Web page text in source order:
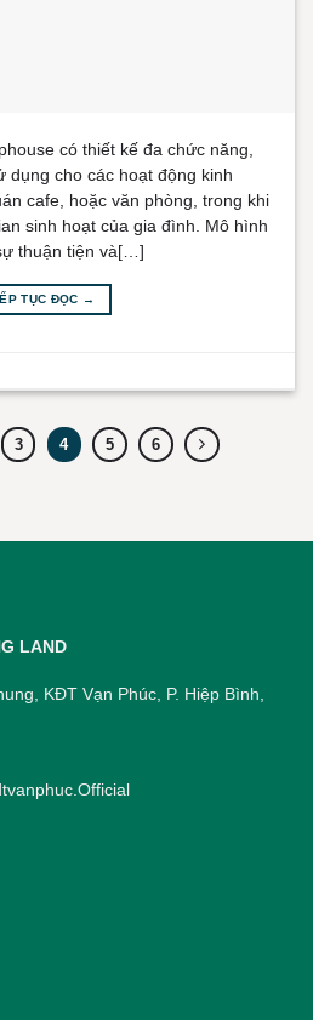
có thiết kế đa chức năng,
dụng cho các hoạt động kinh
cafe, hoặc văn phòng, trong khi
sinh hoạt của gia đình. Mô hình
thuận tiện và[…]
TỤC ĐỌC →
3 4 5 6
LAND
KĐT Vạn Phúc, P. Hiệp Bình,